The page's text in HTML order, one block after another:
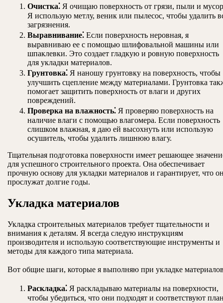
Очистка⁚ Я очищаю поверхность от грязи, пыли и
Я использую метлу, веник или пылесос, чтобы удалить
загрязнения.
Выравнивание⁚ Если поверхность неровная, я
выравниваю ее с помощью шлифовальной машины или
шпаклевки. Это создает гладкую и ровную поверхность
для укладки материалов.
Грунтовка⁚ Я наношу грунтовку на поверхность, чтобы
улучшить сцепление между материалами. Грунтовка
помогает защитить поверхность от влаги и других
повреждений.
Проверка на влажность⁚ Я проверяю поверхность на
наличие влаги с помощью влагомера. Если поверхность
слишком влажная, я даю ей высохнуть или использую
осушитель, чтобы удалить лишнюю влагу.
Тщательная подготовка поверхности имеет решающее
для успешного строительного проекта. Она обеспечивает
прочную основу для укладки материалов и гарантирует, что
прослужат долгие годы.
Укладка материалов
Укладка строительных материалов требует тщательности и
внимания к деталям. Я всегда следую инструкциям
производителя и использую соответствующие инструменты и
методы для каждого типа материала.
Вот общие шаги, которые я выполняю при укладке
Раскладка⁚ Я раскладываю материалы на поверхности,
чтобы убедиться, что они подходят и соответствуют